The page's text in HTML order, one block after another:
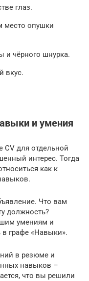
глаз.
место опушки
и чёрного шнурка.
вкус.
и умения
CV для отдельной
интерес. Тогда
как к
Что вам
должность?
умениям и
графе «Навыки».
в резюме и
навыков –
что вы решили